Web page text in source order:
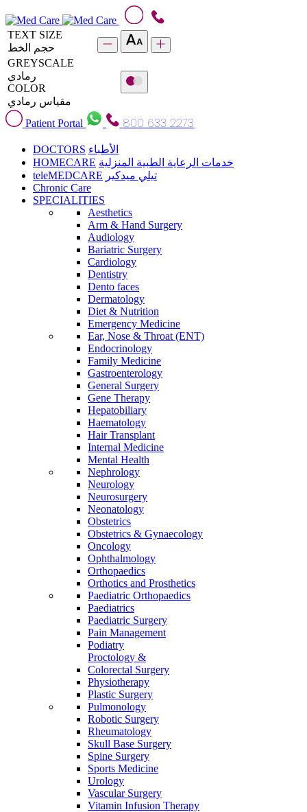
TEXT SIZE
حجم الخط
GREYSCALE
رمادي
COLOR
مقياس رمادي
Patient Portal
800 633 2273
DOCTORS الأطباء
HOMECARE خدمات الرعاية الطبية المنزلية
teleMEDCARE تيلي ميدكير
Chronic Care
SPECIALITIES
Aesthetics
Arm & Hand Surgery
Audiology
Bariatric Surgery
Cardiology
Dentistry
Dento faces
Dermatology
Diet & Nutrition
Emergency Medicine
Ear, Nose & Throat (ENT)
Endocrinology
Family Medicine
Gastroenterology
General Surgery
Gene Therapy
Hepatobiliary
Haematology
Hair Transplant
Internal Medicine
Mental Health
Nephrology
Neurology
Neurosurgery
Neonatology
Obstetrics
Obstetrics & Gynaecology
Oncology
Ophthalmology
Orthopaedics
Orthotics and Prosthetics
Paediatric Orthopaedics
Paediatrics
Paediatric Surgery
Pain Management
Podiatry
Proctology &
Colorectal Surgery
Physiotherapy
Plastic Surgery
Pulmonology
Robotic Surgery
Rheumatology
Skull Base Surgery
Spine Surgery
Sports Medicine
Urology
Vascular Surgery
Vitamin Infusion Therapy